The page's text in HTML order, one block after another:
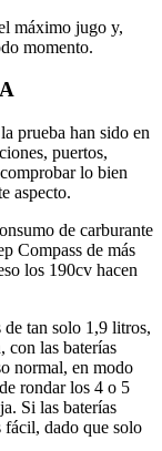
máximo jugo y,
momento.
prueba han sido en
puertos,
lo bien
aspecto.
de carburante
Compass de más
los 190cv hacen
tan solo 1,9 litros,
con las baterías
normal, en modo
rondar los 4 o 5
Si las baterías
fácil, dado que solo